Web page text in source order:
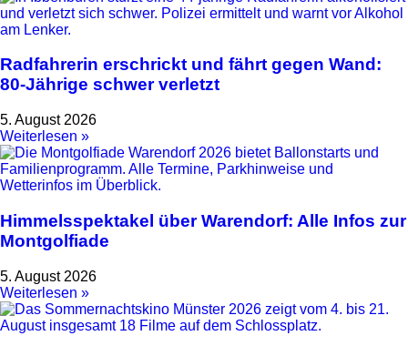
Radfahrerin erschrickt und fährt gegen Wand:
80-Jährige schwer verletzt
5. August 2026
Weiterlesen »
Himmelsspektakel über Warendorf: Alle Infos zur
Montgolfiade
5. August 2026
Weiterlesen »